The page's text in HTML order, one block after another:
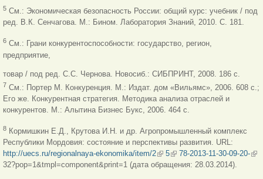
5 См.: Экономическая безопасность России: общий курс: учебник / под
ред. В.К. Сенчагова. М.: Бином. Лаборатория Знаний, 2010. С. 181.
6 См.: Грани конкурентоспособности: государство, регион,
предприятие,
товар / под ред. С.С. Чернова. Новосиб.: СИБПРИНТ, 2008. 186 с.
7 См.: Портер М. Конкуренция. М.: Издат. дом «Вильямс», 2006. 608 с.;
Его же. Конкурентная стратегия. Методика анализа отраслей и
конкурентов. М.: Алытина Бизнес Букс, 2006. 464 с.
8 Кормишкин Е.Д., Крутова И.Н. и др. Агропромышленный комплекс
Республики Мордовия: состояние и перспективы развития. URL:
http://uecs.ru/regionalnaya-ekonomika/item/2(link is external)
5(link is external)
78-2013-11-30-09-20-
32?pop=1&tmpl=component&print=1 (дата обращения: 28.03.2014).